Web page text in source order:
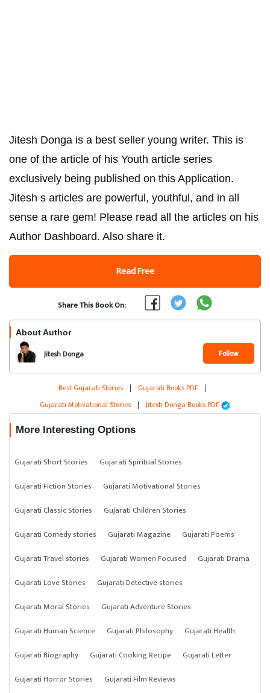
Jitesh Donga is a best seller young writer. This is
one of the article of his Youth article series
exclusively being published on this Application.
Jitesh s articles are powerful, youthful, and in all
sense a rare gem! Please read all the articles on his
Author Dashboard. Also share it.
Read Free
Share This Book On:
About Author
Jitesh Donga Follow
Best Gujarati Stories | Gujarati Books PDF |
Gujarati Motivational Stories | Jitesh Donga Books PDF
More Interesting Options
Gujarati Short Stories
Gujarati Spiritual Stories
Gujarati Fiction Stories
Gujarati Motivational Stories
Gujarati Classic Stories
Gujarati Children Stories
Gujarati Comedy stories
Gujarati Magazine
Gujarati Poems
Gujarati Travel stories
Gujarati Women Focused
Gujarati Drama
Gujarati Love Stories
Gujarati Detective stories
Gujarati Moral Stories
Gujarati Adventure Stories
Gujarati Human Science
Gujarati Philosophy
Gujarati Health
Gujarati Biography
Gujarati Cooking Recipe
Gujarati Letter
Gujarati Horror Stories
Gujarati Film Reviews